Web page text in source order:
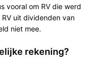
vooral om RV die werd
uit dividenden van
niet mee.
rekening?